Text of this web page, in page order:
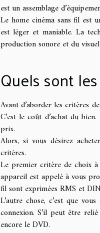
est un assemblage
Le home cinéma sans fil est
est léger et maniable. La
production sonore et du
Quels sont
Avant d’aborder les critères
C’est le coût d’achat du
prix.
Alors, si vous désirez
critères.
Le premier critère de choix à
appareil est appelé à vous
fil sont exprimées RMS et
L’autre chose, c’est que
connexion. S’il peut être
encore le DVD.